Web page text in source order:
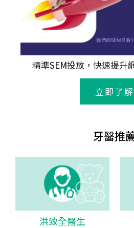
精準SEM投放，快速提升
立即了解
牙醫推
洪致全醫生